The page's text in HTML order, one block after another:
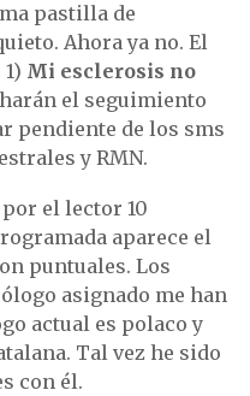
pastilla de
Ahora ya no. El
Mi esclerosis no
harán el seguimiento
pendiente de los sms
y RMN.
el lector 10
aparece el
puntuales. Los
asignado me han
actual es polaco y
Tal vez he sido
con él.